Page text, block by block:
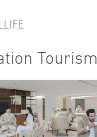
Tourism